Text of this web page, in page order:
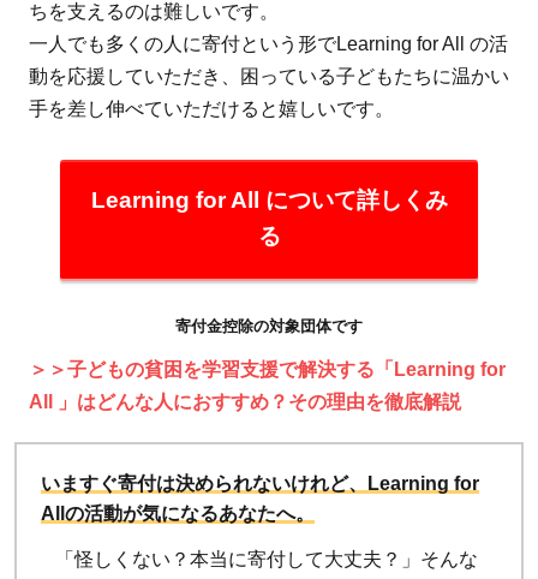
ちを支えるのは難しいです。
一人でも多くの人に寄付という形でLearning for All の活
動を応援していただき、困っている子どもたちに温かい
手を差し伸べていただけると嬉しいです。
Learning for All について詳しくみ
る
寄付金控除の対象団体です
＞＞子どもの貧困を学習支援で解決する「Learning for
All 」はどんな人におすすめ？その理由を徹底解説
いますぐ寄付は決められないけれど、Learning for
Allの活動が気になるあなたへ。
「怪しくない？本当に寄付して大丈夫？」そんな